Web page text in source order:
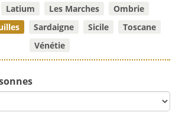
Latium Les Marches
Ombrie
Sardaigne Sicile
Toscane
Vénétie